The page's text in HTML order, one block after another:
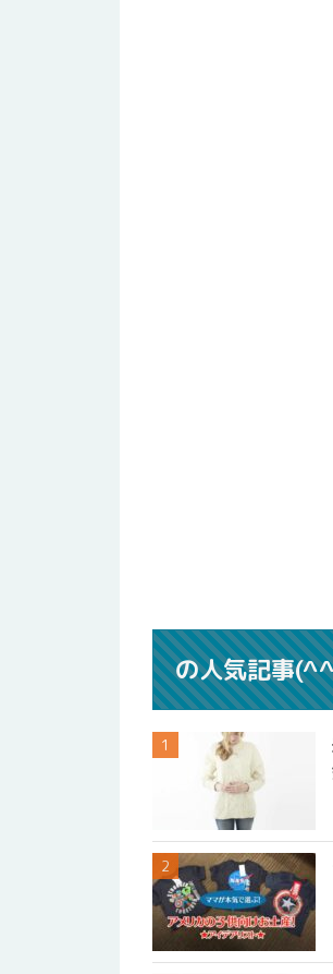
の人気記事